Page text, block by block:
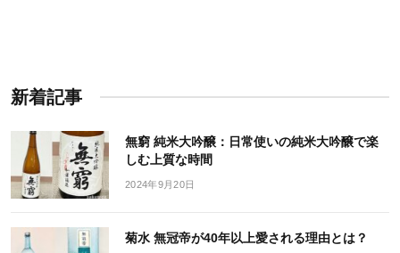
新着記事
無窮 純米大吟醸：日常使いの純米大吟醸で楽
しむ上質な時間
2024年9月20日
菊水 無冠帝が40年以上愛される理由とは？